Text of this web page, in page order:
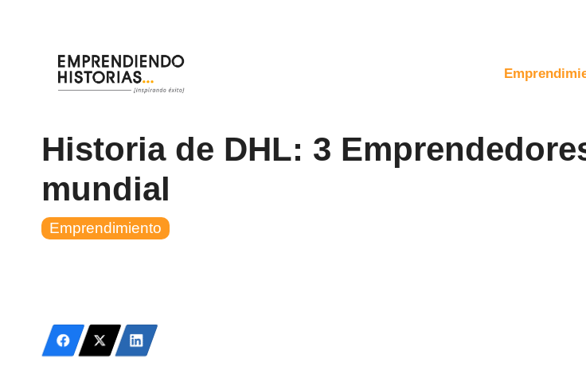
contenido
Historia de DHL: 3
mundial
Emprendimiento